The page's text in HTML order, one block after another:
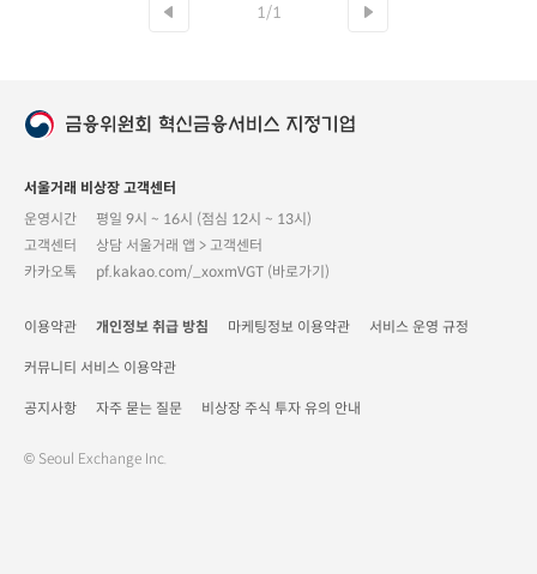
1/1
서울거래 비상장 고객센터
운영시간
평일 9시 ~ 16시 (점심 12시 ~ 13시)
고객센터
상담 서울거래 앱 > 고객센터
카카오톡
pf.kakao.com/_xoxmVGT (바로가기)
이용약관 개인정보 취급 방침 마케팅정보 이용약관 서비스 운영 규정
커뮤니티 서비스 이용약관
공지사항 자주 묻는 질문 비상장 주식 투자 유의 안내
© Seoul Exchange Inc.